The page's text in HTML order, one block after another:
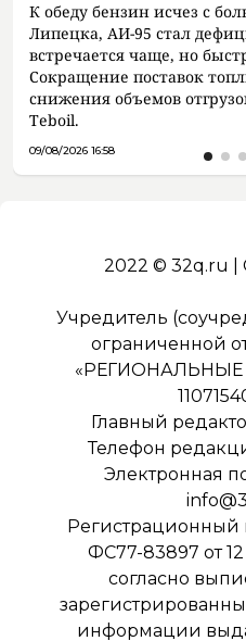
К обеду бензин исчез с
Липецка, АИ-95 стал
встречается чаще, но
Сокращение поставок
снижения объемов
Teboil.
09/08/2026 16:58
2022 © 32q.ru |
Учредитель
ограниченной
«РЕГИОНАЛЬНЫЕ
Главный
Телефон
Электронная
ФС77-83897 от
согласно
информации